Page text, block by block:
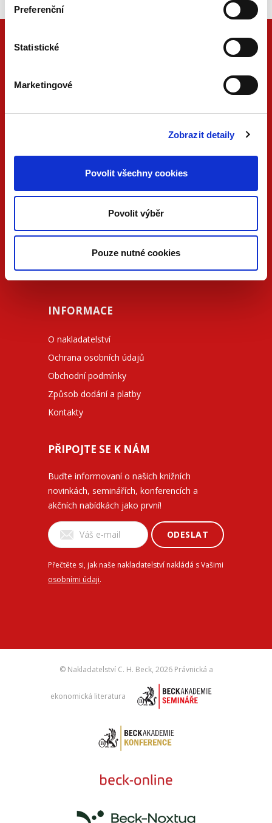
Preferenční
Statistické
Marketingové
Zobrazit detaily
Povolit všechny cookies
Povolit výběr
Pouze nutné cookies
PDF
VERZE
KONTAKTUJTE NÁS
facebook.com/beck.cz
INFORMACE
O nakladatelství
Ochrana osobních údajů
Obchodní podmínky
Způsob dodání a platby
Kontakty
PŘIPOJTE SE K NÁM
Buďte informovaní o našich knižních
novinkách, seminářích, konferencích a
akčních nabídkách jako první!
ODESLAT
Přečtěte si, jak naše nakladatelství nakládá s Vašimi
osobními údaji.
© Nakladatelství C. H. Beck, 2026 Právnická a
ekonomická literatura